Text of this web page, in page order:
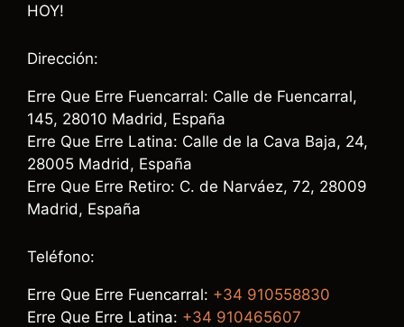
HOY!
Dirección:
Erre Que Erre Fuencarral: Calle de Fuencarral,
145, 28010 Madrid, España
Erre Que Erre Latina: Calle de la Cava Baja, 24,
28005 Madrid, España
Erre Que Erre Retiro: C. de Narváez, 72, 28009
Madrid, España
Teléfono:
Erre Que Erre Fuencarral: +34 910558830
Erre Que Erre Latina: +34 910465607